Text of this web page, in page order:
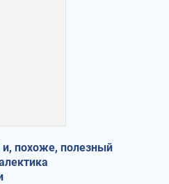
и, похоже, полезный